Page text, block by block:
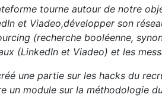
tourne autour de notre
et Viadeo,développer son
(recherche booléenne,
(LinkedIn et Viadeo) et les
une partie sur les hacks du
un module sur la méthodologie